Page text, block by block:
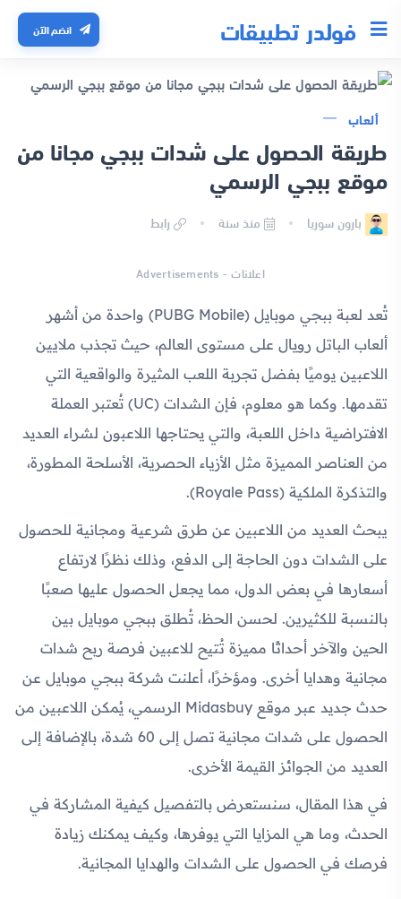
فولدر تطبيقات انضم الآن
ألعاب
طريقة الحصول على شدات ببجي مجانا من
موقع ببجي الرسمي
بارون سوريا منذ سنة رابط
اعلانات - Advertisements
تُعد لعبة ببجي موبايل (PUBG Mobile) واحدة من أشهر
ألعاب الباتل رويال على مستوى العالم، حيث تجذب ملايين
اللاعبين يوميًا بفضل تجربة اللعب المثيرة والواقعية التي
تقدمها. وكما هو معلوم، فإن الشدات (UC) تُعتبر العملة
الافتراضية داخل اللعبة، والتي يحتاجها اللاعبون لشراء العديد
من العناصر المميزة مثل الأزياء الحصرية، الأسلحة المطورة،
والتذكرة الملكية (Royale Pass).
يبحث العديد من اللاعبين عن طرق شرعية ومجانية للحصول
على الشدات دون الحاجة إلى الدفع، وذلك نظرًا لارتفاع
أسعارها في بعض الدول، مما يجعل الحصول عليها صعبًا
بالنسبة للكثيرين. لحسن الحظ، تُطلق ببجي موبايل بين
الحين والآخر أحداثًا مميزة تُتيح للاعبين فرصة ربح شدات
مجانية وهدايا أخرى. ومؤخرًا، أعلنت شركة ببجي موبايل عن
حدث جديد عبر موقع Midasbuy الرسمي، يُمكن اللاعبين من
الحصول على شدات مجانية تصل إلى 60 شدة، بالإضافة إلى
العديد من الجوائز القيمة الأخرى.
في هذا المقال، سنستعرض بالتفصيل كيفية المشاركة في
الحدث، وما هي المزايا التي يوفرها، وكيف يمكنك زيادة
فرصك في الحصول على الشدات والهدايا المجانية.